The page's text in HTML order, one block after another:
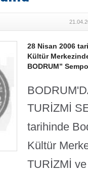
28 Nisan 2006
Kültür
BODRUM”
TURİZMİ
tarihinde
Kültür
TURİZMİ